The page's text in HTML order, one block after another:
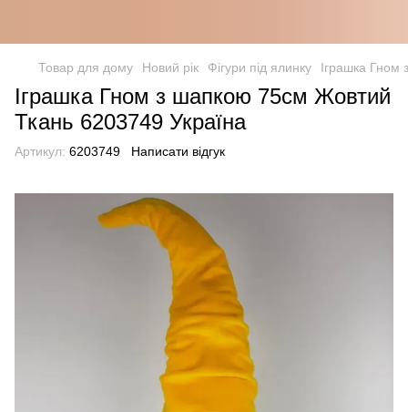
Товар для дому Новий рік Фігури під ялинку Іграшка Гном
Іграшка Гном з шапкою 75см Жовтий
Ткань 6203749 Україна
Артикул: 6203749 Написати відгук